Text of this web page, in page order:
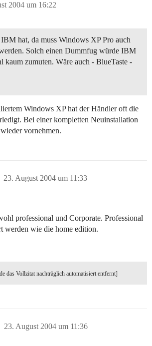
2004 um 16:22
hat, da muss Windows XP Pro auch
Solch einen Dummfug würde IBM
kaum zumuten. Wäre auch - BlueTaste -
Windows XP hat der Händler oft die
Bei einer kompletten Neuinstallation
vornehmen.
23. August 2004 um 11:33
professional und Corporate. Professional
werden wie die home edition.
das Vollzitat nachträglich automatisiert entfernt]
23. August 2004 um 11:36